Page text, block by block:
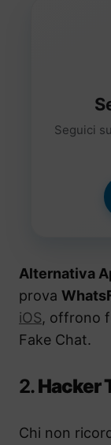
Seguici
Alternativa
prova
iOS, offrono
Fake Chat.
2.Hacker
Chi non